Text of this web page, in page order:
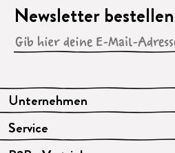
Unternehmen
Service
Newsletter bestellen